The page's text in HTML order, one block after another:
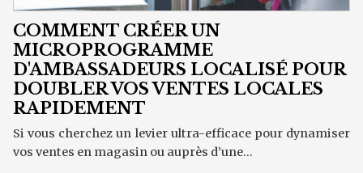
COMMENT CRÉER UN
MICROPROGRAMME
D'AMBASSADEURS LOCALISÉ POUR
DOUBLER VOS VENTES LOCALES
RAPIDEMENT
Si vous cherchez un levier ultra-efficace pour dynamiser
vos ventes en magasin ou auprès d’une...